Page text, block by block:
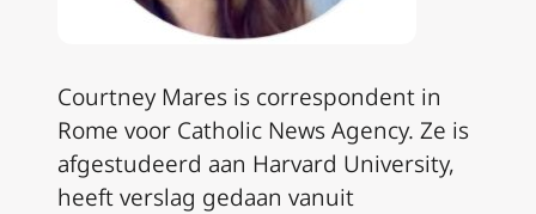
Courtney Mares is correspondent in
Rome voor Catholic News Agency. Ze is
afgestudeerd aan Harvard University,
heeft verslag gedaan vanuit